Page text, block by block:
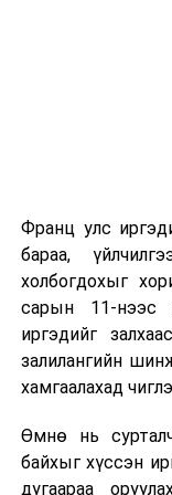
2026 оны
дотуур
Сургууль,
зохицуулалт
2026 оны
байранд
арга
Франц улс
бараа,
холбогдохыг
сарын 11-нээс
иргэдийг
залилангийн
хамгаалахад
Өмнө нь
байхыг хүссэн
дугаараа